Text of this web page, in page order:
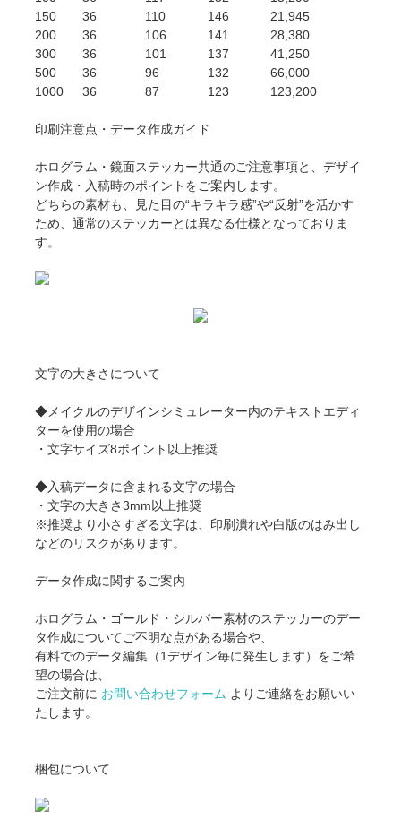
150
36 110 146
21,945
200
36 106 141
28,380
300
36 101 137
41,250
500
36 96 132
66,000
1000
36 87 123 123,200
印刷注意点・データ作成ガイド
ホログラム・鏡面ステッカー共通のご注意事項と、デザイ
ン作成・入稿時のポイントをご案内します。
どちらの素材も、見た目の“キラキラ感”や“反射”を活かす
ため、通常のステッカーとは異なる仕様となっておりま
す。
文字の大きさについて
◆メイクルのデザインシミュレーター内のテキストエディ
ターを使用の場合
・文字サイズ8ポイント以上推奨
◆入稿データに含まれる文字の場合
・文字の大きさ3mm以上推奨
※推奨より小さすぎる文字は、印刷潰れや白版のはみ出し
などのリスクがあります。
データ作成に関するご案内
ホログラム・ゴールド・シルバー素材のステッカーのデー
タ作成についてご不明な点がある場合や、
有料でのデータ編集（1デザイン毎に発生します）をご希
望の場合は、
ご注文前に お問い合わせフォーム よりご連絡をお願いい
たします。
梱包について